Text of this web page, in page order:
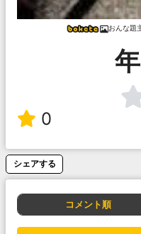
おんな題
0
シェアする
コメント順